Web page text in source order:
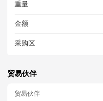
重量
金额
采购区
贸易伙伴
贸易伙伴